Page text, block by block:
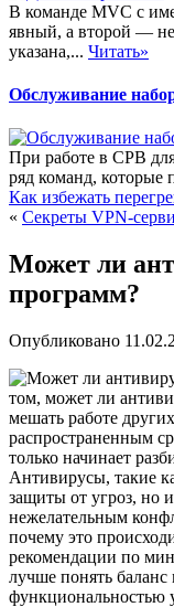
В команде MVC с
явный, а второй —
указана,... Читать»
Обслуживание
При работе в СРВ
ряд команд, которые
Как избежать
« Секреты VPN-
Может ли
программ?
Опубликовано
том, может ли
мешать работе
распространенным
только начинает
Антивирусы, такие
защиты от угроз, но
нежелательным
почему это
рекомендации по
лучше понять
функциональностью